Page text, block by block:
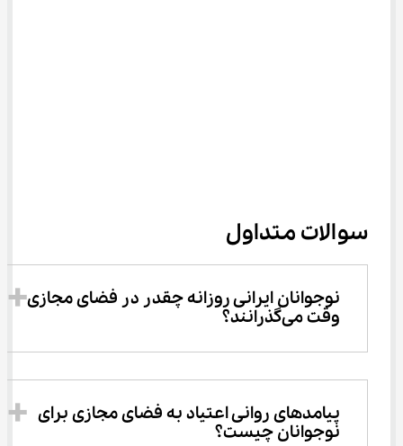
سوالات متداول
نوجوانان ایرانی روزانه چقدر در فضای مجازی
وقت می‌گذرانند؟
پیامدهای روانی اعتیاد به فضای مجازی برای
نوجوانان چیست؟